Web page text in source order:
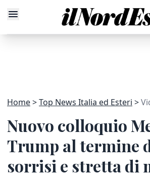
Home Top News Italia ed Esteri
Nuovo colloquio
Trump al termine
sorrisi e stretta di